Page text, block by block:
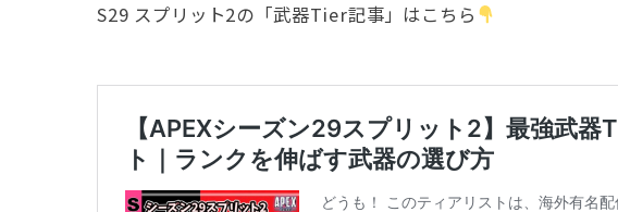
S29 スプリット2の「武器Tier記事」はこちら